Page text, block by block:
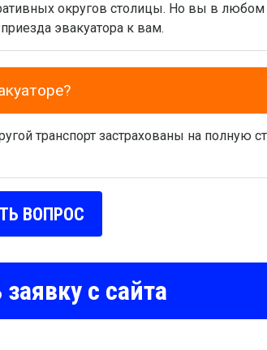
округов столицы. Но вы в любом
эвакуатора к вам.
транспорт застрахованы на полную
ВОПРОС
с сайта